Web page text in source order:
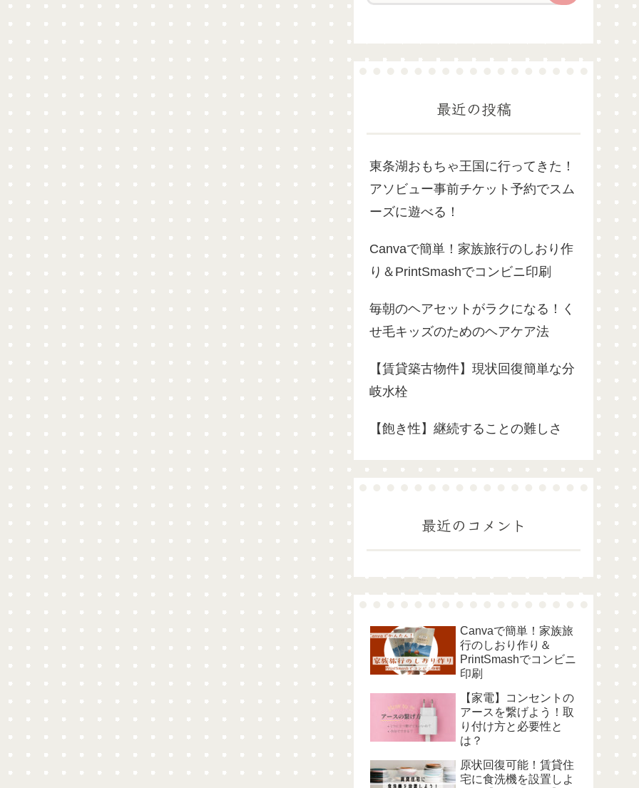
最近の投稿
東条湖おもちゃ王国に行ってきた！
アソビュー事前チケット予約でスム
ーズに遊べる！
Canvaで簡単！家族旅行のしおり作
り＆PrintSmashでコンビニ印刷
毎朝のヘアセットがラクになる！く
せ毛キッズのためのヘアケア法
【賃貸築古物件】現状回復簡単な分
岐水栓
【飽き性】継続することの難しさ
最近のコメント
Canvaで簡単！家族旅
行のしおり作り＆
PrintSmashでコンビニ
印刷
【家電】コンセントの
アースを繋げよう！取
り付け方と必要性と
は？
原状回復可能！賃貸住
宅に食洗機を設置しよ